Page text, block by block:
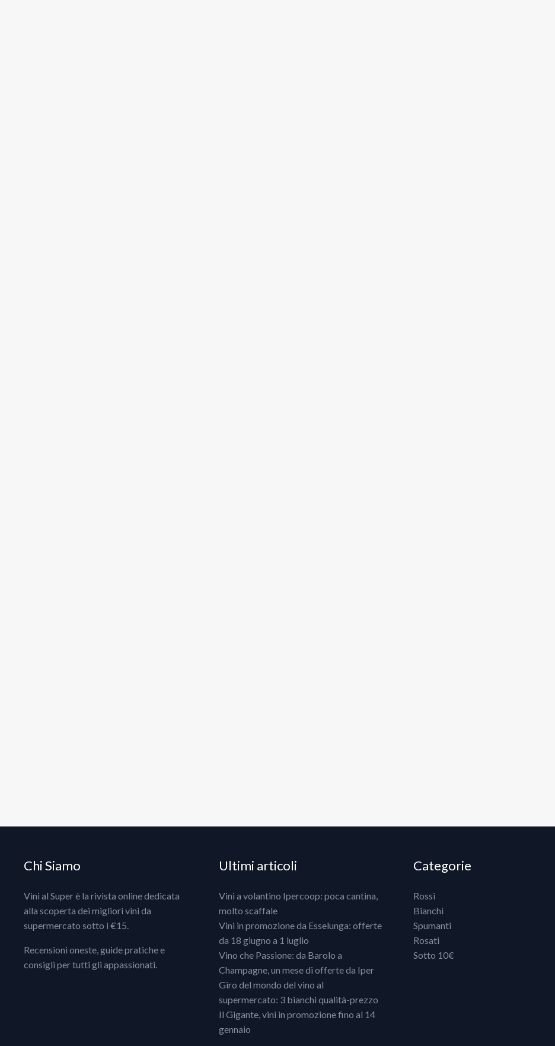
Chi Siamo
Vini al Super è la rivista online dedicata
alla scoperta dei migliori vini da
supermercato sotto i €15.
Recensioni oneste, guide pratiche e
consigli per tutti gli appassionati.
Ultimi articoli
Vini a volantino Ipercoop: poca cantina,
molto scaffale
Vini in promozione da Esselunga: offerte
da 18 giugno a 1 luglio
Vino che Passione: da Barolo a
Champagne, un mese di offerte da Iper
Giro del mondo del vino al
supermercato: 3 bianchi qualità-prezzo
Il Gigante, vini in promozione fino al 14
gennaio
Categorie
Rossi
Bianchi
Spumanti
Rosati
Sotto 10€